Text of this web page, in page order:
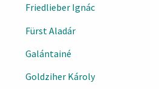
Friedlieber Ignác
Fürst Aladár
Galántainé
Goldziher Károly